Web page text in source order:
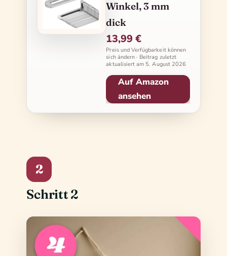
Winkel, 3 mm
dick
13,99 €
Preis und Verfügbarkeit können
sich ändern · Beitrag zuletzt
aktualisiert am 5. August 2026
Auf Amazon
ansehen
2
Schritt 2